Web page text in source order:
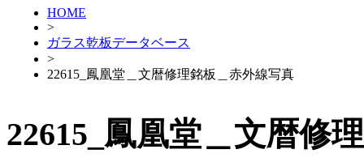
HOME
>
ガラス乾板データベース
>
22615_鳳凰堂＿文暦修理銘板＿赤外線写真
22615_鳳凰堂＿文暦修